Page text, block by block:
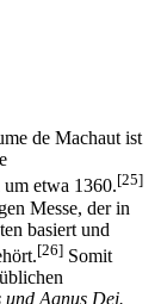
de Machaut ist
etwa 1360.[25]
Messe, der in
basiert und
[26] Somit
Agnus Dei.